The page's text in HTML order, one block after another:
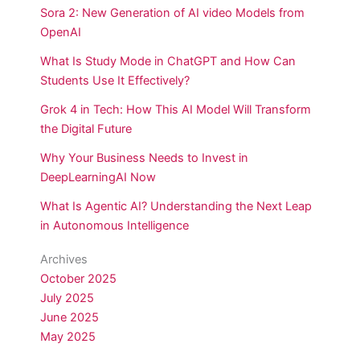
Sora 2: New Generation of AI video Models from
OpenAI
What Is Study Mode in ChatGPT and How Can
Students Use It Effectively?
Grok 4 in Tech: How This AI Model Will Transform
the Digital Future
Why Your Business Needs to Invest in
DeepLearningAI Now
What Is Agentic AI? Understanding the Next Leap
in Autonomous Intelligence
Archives
October 2025
July 2025
June 2025
May 2025